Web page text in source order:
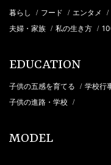
暮らし / フード / エンタメ /
夫婦・家族 / 私の生き方 /
EDUCATION
子供の五感を育てる / 学校行
子供の進路・学校 /
MODEL